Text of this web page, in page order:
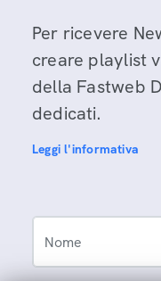
Per ricevere
creare playlist
della Fastweb
dedicati.
Leggi l'informativa
Nome